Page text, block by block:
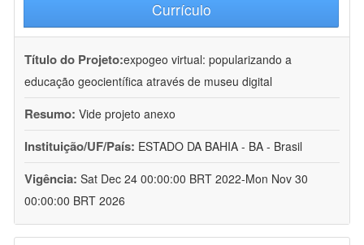
Currículo
Título do Projeto:expogeo virtual: popularizando a
educação geocientífica através de museu digital
Resumo: Vide projeto anexo
Instituição/UF/País: ESTADO DA BAHIA - BA - Brasil
Vigência: Sat Dec 24 00:00:00 BRT 2022-Mon Nov 30
00:00:00 BRT 2026